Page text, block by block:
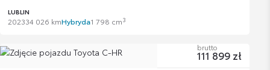
LUBLIN
202334 026 kmHybryda1 798 cm3
brutto
111 899 zł